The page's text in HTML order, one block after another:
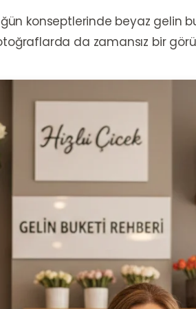
konseptlerinde beyaz gelin
da zamansız bir